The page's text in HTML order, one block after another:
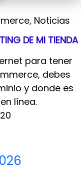
, Noticias
DE MI TIENDA
para tener
debes
y donde es
línea.